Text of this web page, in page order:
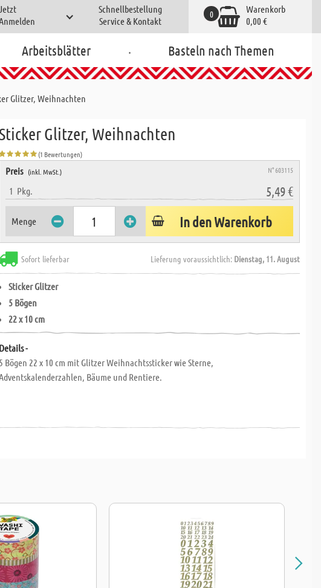
Schnellbestellung
Service & Kontakt
Warenkorb
0,00 €
0
Arbeitsblätter . Basteln nach Themen
Glitzer, Weihnachten
Sticker Glitzer, Weihnachten
(1 Bewertungen)
Preis (inkl. MwSt.) N° 603115
1 Pkg. 5,49 €
Menge In den Warenkorb
Sofort lieferbar Lieferung voraussichtlich: Dienstag, 11. August
Sticker Glitzer
5 Bögen
22 x 10 cm
Details -
5 Bögen 22 x 10 cm mit Glitzer Weihnachtssticker wie Sterne,
Bäume und Rentiere.